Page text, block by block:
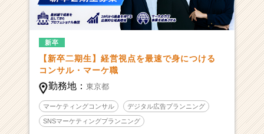
新卒
【新卒二期生】経営視点を最速で身につける
コンサル・マーケ職
勤務地： 東京都
マーケティングコンサル デジタル広告プランニング
SNSマーケティングプランニング